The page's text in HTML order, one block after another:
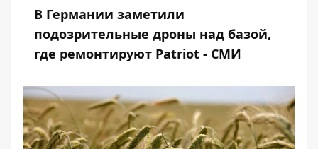
В Германии заметили
подозрительные дроны над базой,
где ремонтируют Patriot - СМИ